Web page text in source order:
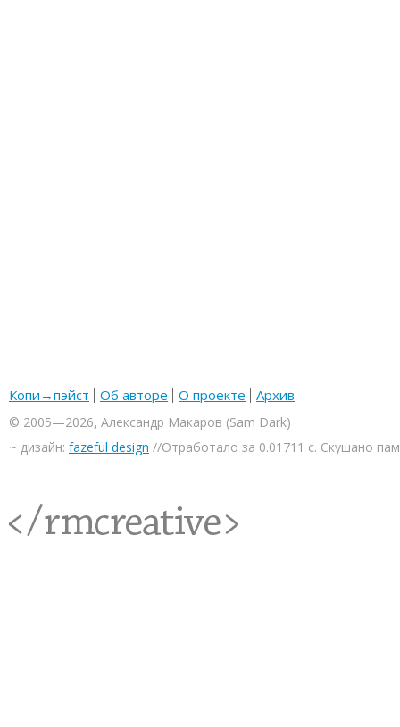
Копи→пэйст Об авторе О проекте Архив
© 2005—2026, Александр Макаров (Sam Dark)
~ дизайн: fazeful design //Отработало за 0.01711 с. Скушано
<rmcreative/>